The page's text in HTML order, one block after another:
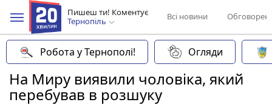
Пишеш ти! Коментує
Тернопіль
Всі новини
Робота у Тернополі! Огляди
На Миру виявили чоловіка, який
перебував в розшуку